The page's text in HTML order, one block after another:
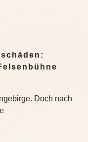
Doch nach